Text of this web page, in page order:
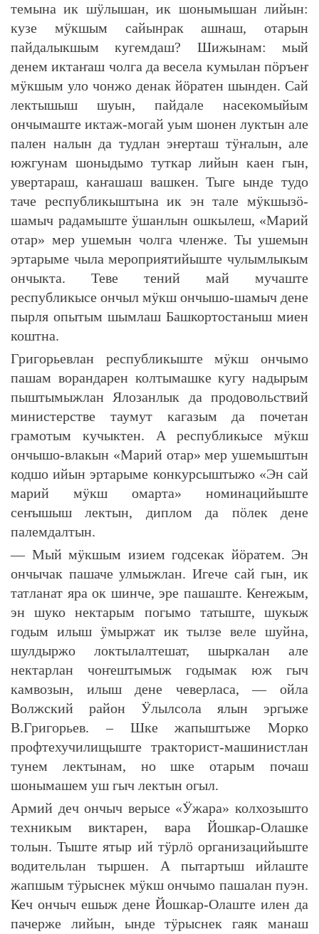
темына ик шӱлышан, ик шонымышан лийын:
кузе мӱкшым сайынрак ашнаш, отарын
пайдалыкшым кугемдаш? Шижынам: мый
денем иктаҥаш чолга да весела кумылан пӧръеҥ
мӱкшым уло чонжо денак йӧратен шынден. Сай
лектышыш шуын, пайдале насекомыйым
ончымаште иктаж-могай уым шонен луктын але
пален налын да тудлан эҥерташ тӱҥалын, але
южгунам шоныдымо туткар лийын каен гын,
увертараш, каҥашаш вашкен. Тыге ынде тудо
таче республикыштына ик эн тале мӱкшызӧ-
шамыч радамыште ӱшанлын ошкылеш, «Марий
отар» мер ушемын чолга членже. Ты ушемын
эртарыме чыла мероприятийыште чулымлыкым
ончыкта. Теве тений май мучаште
республикысе ончыл мӱкш ончышо-шамыч дене
пырля опытым шымлаш Башкортостаныш миен
коштна.
Григорьевлан республикыште мӱкш ончымо
пашам ворандарен колтымашке кугу надырым
пыштымыжлан Ялозанлык да продовольствий
министерстве таумут кагазым да почетан
грамотым кучыктен. А республикысе мӱкш
ончышо-влакын «Марий отар» мер ушемыштын
кодшо ийын эртарыме конкурсыштыжо «Эн сай
марий мӱкш омарта» номинацийыште
сеҥышыш лектын, диплом да пӧлек дене
палемдалтын.
— Мый мӱкшым изием годсекак йӧратем. Эн
ончычак пашаче улмыжлан. Игече сай гын, ик
татланат яра ок шинче, эре пашаште. Кеҥежым,
эн шуко нектарым погымо татыште, шукыж
годым илыш ӱмыржат ик тылзе веле шуйна,
шулдыржо локтылалтешат, шыркалан але
нектарлан чоҥештымыж годымак юж гыч
камвозын, илыш дене чеверласа, — ойла
Волжский район Ӱлылсола ялын эргыже
В.Григорьев. – Шке жапыштыже Морко
профтехучилищыште тракторист-машинистлан
тунем лектынам, но шке отарым почаш
шонымашем уш гыч лектын огыл.
Армий деч ончыч верысе «Ӱжара» колхозышто
техникым виктарен, вара Йошкар-Олашке
толын. Тыште ятыр ий тӱрлӧ организацийыште
водительлан тыршен. А пытартыш ийлаште
жапшым тӱрыснек мӱкш ончымо пашалан пуэн.
Кеч ончыч ешыж дене Йошкар-Олаште илен да
пачерже лийын, ынде тӱрыснек гаяк манаш